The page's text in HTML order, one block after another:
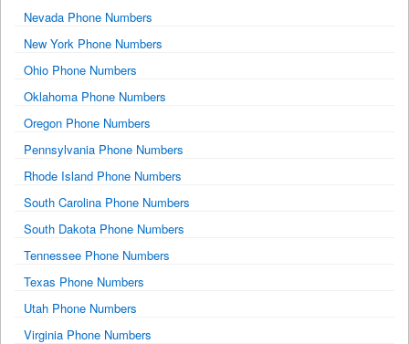
Nevada Phone Numbers
New York Phone Numbers
Ohio Phone Numbers
Oklahoma Phone Numbers
Oregon Phone Numbers
Pennsylvania Phone Numbers
Rhode Island Phone Numbers
South Carolina Phone Numbers
South Dakota Phone Numbers
Tennessee Phone Numbers
Texas Phone Numbers
Utah Phone Numbers
Virginia Phone Numbers